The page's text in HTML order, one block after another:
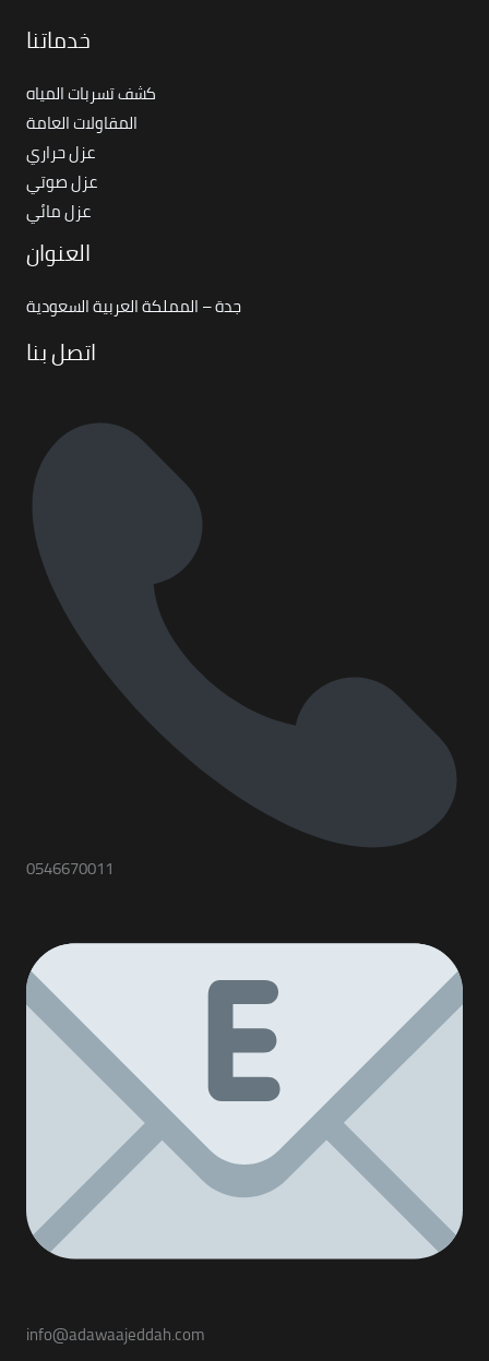
خدماتنا
كشف تسربات المياه
المقاولات العامة
عزل حراري
عزل صوتي
عزل مائي
العنوان
جدة – المملكة العربية السعودية
اتصل بنا
0546670011
info@adawaajeddah.com